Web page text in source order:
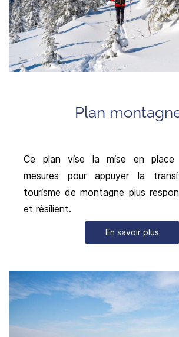
Plan
Ce plan vise la mise en place
mesures pour appuyer la
tourisme de montagne plus
et résilient.
En savoir plus